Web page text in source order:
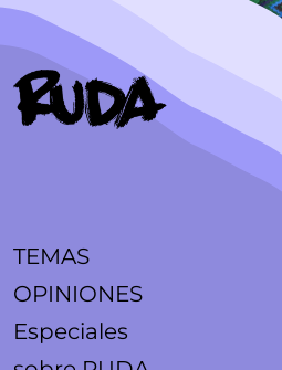
TEMAS
OPINIONES
Especiales